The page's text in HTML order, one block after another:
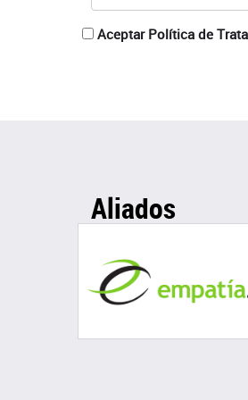
Aceptar Política de
Aliados